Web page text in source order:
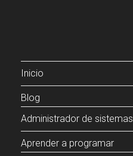
Inicio
Blog
Administrador de sistemas
Aprender a programar